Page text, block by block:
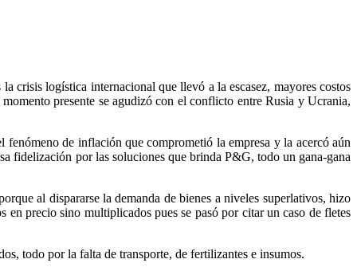
crisis logística internacional que llevó a la escasez, mayores costos
presente se agudizó con el conflicto entre Rusia y Ucrania,
de inflación que comprometió la empresa y la acercó aún
fidelización por las soluciones que brinda P&G, todo un gana-gana
al dispararse la demanda de bienes a niveles superlativos, hizo
precio sino multiplicados pues se pasó por citar un caso de fletes
todo por la falta de transporte, de fertilizantes e insumos.